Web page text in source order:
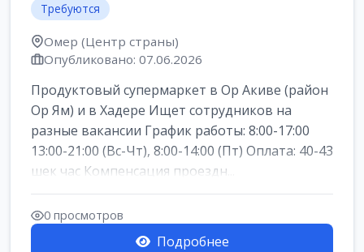
Требуются
Омер (Центр страны)
Опубликовано: 07.06.2026
Продуктовый супермаркет в Ор Акиве (район
Ор Ям) и в Хадере Ищет сотрудников на
разные вакансии График работы: 8:00-17:00
13:00-21:00 (Вс-Чт), 8:00-14:00 (Пт) Оплата: 40-43
шек час Компенсация проездн...
0 просмотров
Подробнее